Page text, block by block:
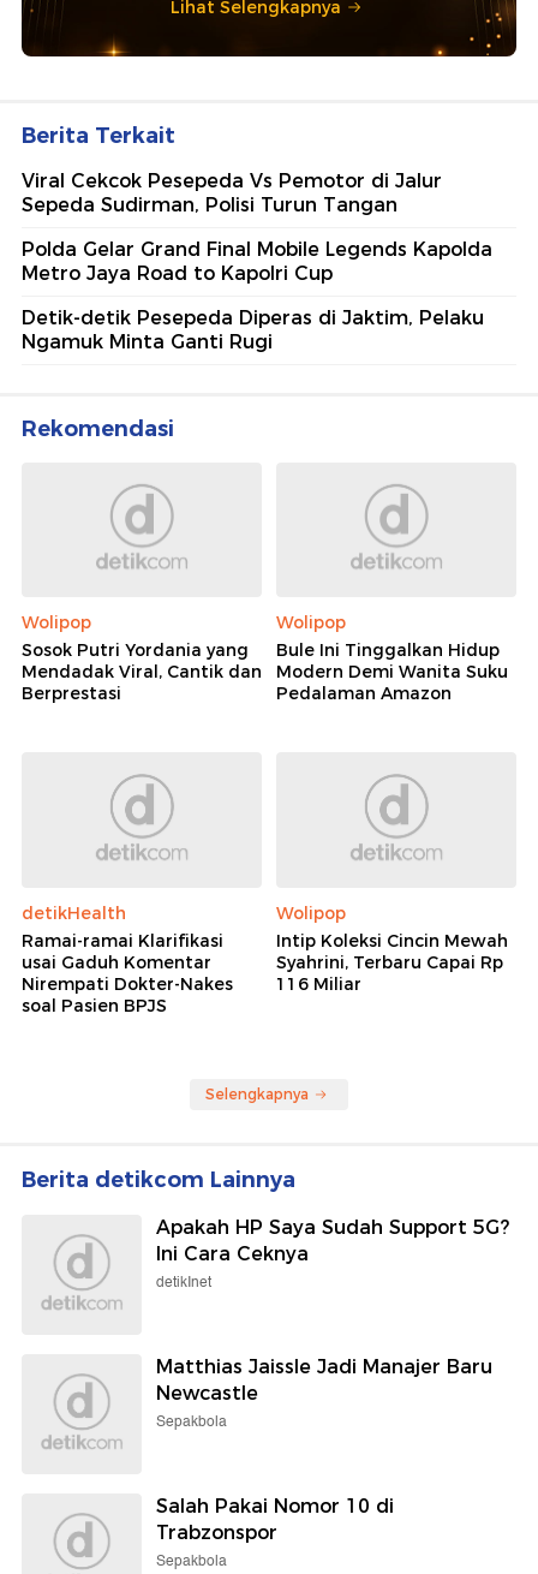
Lihat Selengkapnya
Berita Terkait
Viral Cekcok Pesepeda Vs Pemotor di Jalur
Sepeda Sudirman, Polisi Turun Tangan
Polda Gelar Grand Final Mobile Legends Kapolda
Metro Jaya Road to Kapolri Cup
Detik-detik Pesepeda Diperas di Jaktim, Pelaku
Ngamuk Minta Ganti Rugi
Rekomendasi
Wolipop
Sosok Putri Yordania yang
Mendadak Viral, Cantik dan
Berprestasi
Wolipop
Bule Ini Tinggalkan Hidup
Modern Demi Wanita Suku
Pedalaman Amazon
detikHealth
Ramai-ramai Klarifikasi
usai Gaduh Komentar
Nirempati Dokter-Nakes
soal Pasien BPJS
Wolipop
Intip Koleksi Cincin Mewah
Syahrini, Terbaru Capai Rp
116 Miliar
Selengkapnya
Berita detikcom Lainnya
Apakah HP Saya Sudah Support 5G?
Ini Cara Ceknya
detikInet
Matthias Jaissle Jadi Manajer Baru
Newcastle
Sepakbola
Salah Pakai Nomor 10 di
Trabzonspor
Sepakbola